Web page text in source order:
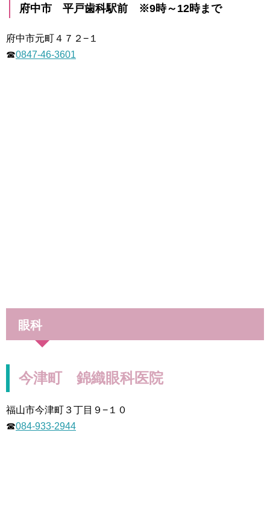
府中市 平戸歯科駅前 ※9時～12時まで
府中市元町４７２−１
☎0847-46-3601
眼科
今津町 錦織眼科医院
福山市今津町３丁目９−１０
☎084-933-2944